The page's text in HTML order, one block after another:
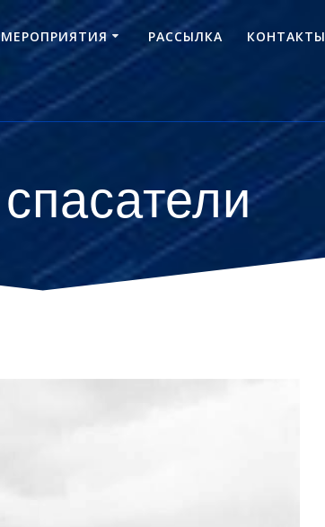
МЕРОПРИЯТИЯ РАССЫЛКА КОНТАКТЫ
спасатели